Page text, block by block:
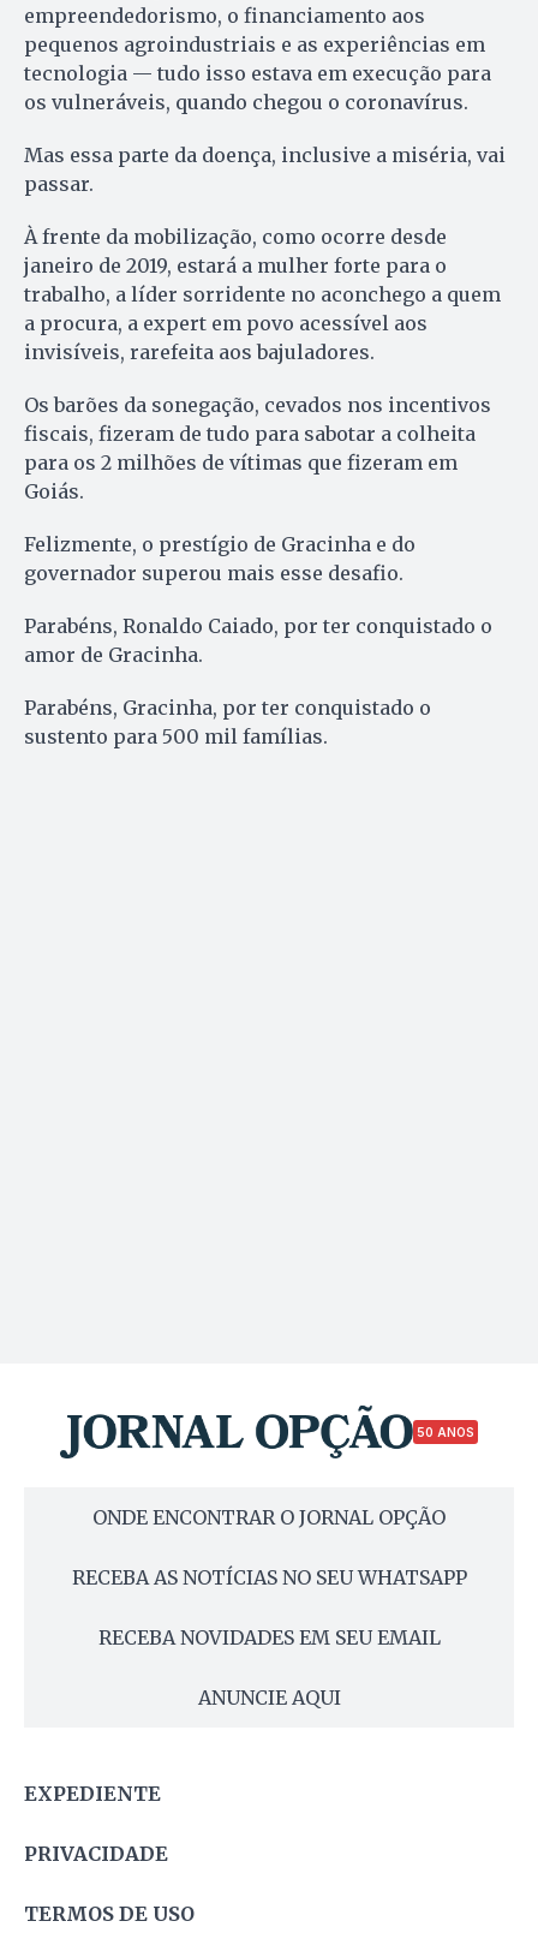
empreendedorismo, o financiamento aos
pequenos agroindustriais e as experiências em
tecnologia — tudo isso estava em execução para
os vulneráveis, quando chegou o coronavírus.
Mas essa parte da doença, inclusive a miséria, vai
passar.
À frente da mobilização, como ocorre desde
janeiro de 2019, estará a mulher forte para o
trabalho, a líder sorridente no aconchego a quem
a procura, a expert em povo acessível aos
invisíveis, rarefeita aos bajuladores.
Os barões da sonegação, cevados nos incentivos
fiscais, fizeram de tudo para sabotar a colheita
para os 2 milhões de vítimas que fizeram em
Goiás.
Felizmente, o prestígio de Gracinha e do
governador superou mais esse desafio.
Parabéns, Ronaldo Caiado, por ter conquistado o
amor de Gracinha.
Parabéns, Gracinha, por ter conquistado o
sustento para 500 mil famílias.
50 ANOS
ONDE ENCONTRAR O JORNAL OPÇÃO
RECEBA AS NOTÍCIAS NO SEU WHATSAPP
RECEBA NOVIDADES EM SEU EMAIL
ANUNCIE AQUI
EXPEDIENTE
PRIVACIDADE
TERMOS DE USO